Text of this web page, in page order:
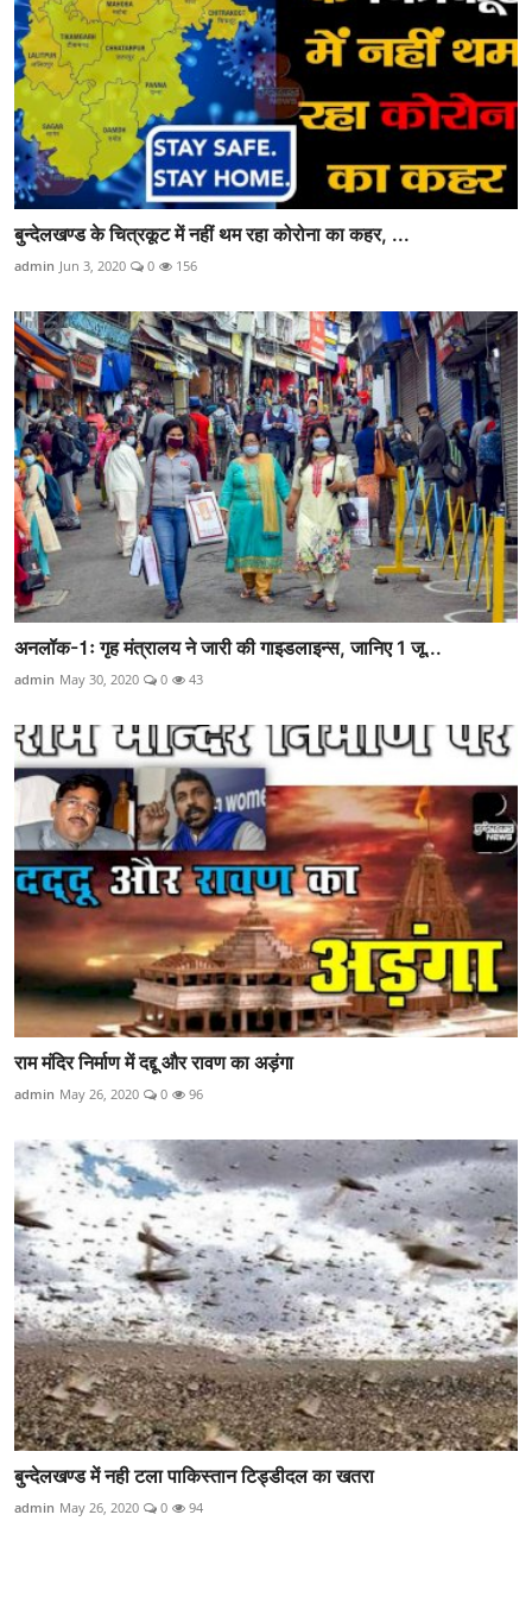
बुन्देलखण्ड के चित्रकूट में नहीं थम रहा कोरोना का कहर, ...
admin Jun 3, 2020 0 156
अनलॉक-1ः गृह मंत्रालय ने जारी की गाइडलाइन्स, जानिए 1 जू...
admin May 30, 2020 0 43
राम मंदिर निर्माण में दद्दू और रावण का अड़ंगा
admin May 26, 2020 0 96
बुन्देलखण्ड में नही टला पाकिस्तान टिड्डीदल का खतरा
admin May 26, 2020 0 94